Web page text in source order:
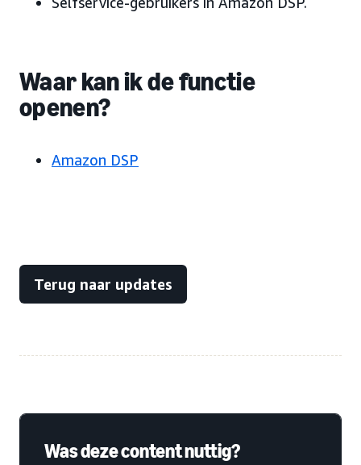
Waar kan ik de functie
openen?
Amazon DSP
Terug naar updates
Was deze content nuttig?